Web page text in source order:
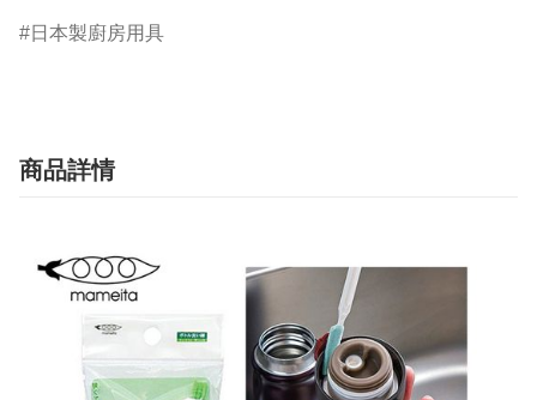
日本製廚房用具
商品詳情